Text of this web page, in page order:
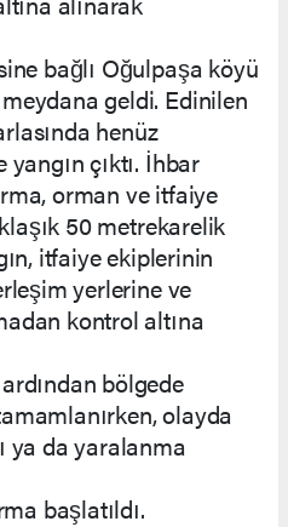
bağlı Oğulpaşa köyü
geldi. Edinilen
henüz
çıktı. İhbar
orman ve itfaiye
50 metrekarelik
itfaiye ekiplerinin
yerlerine ve
kontrol altına
bölgede
olayda
ya da yaralanma
başlatıldı.